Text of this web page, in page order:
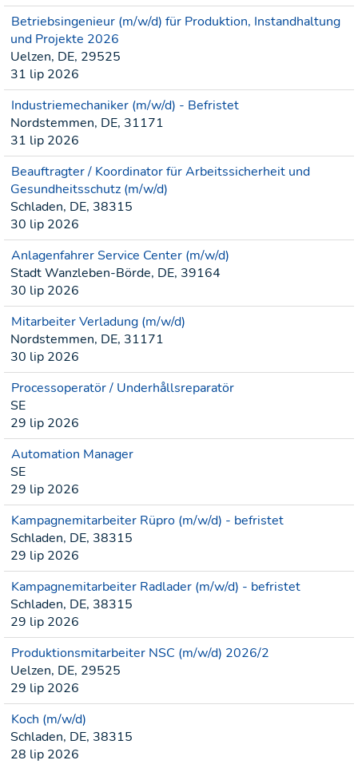
Betriebsingenieur (m/w/d) für Produktion, Instandhaltung
und Projekte 2026
Uelzen, DE, 29525
31 lip 2026
Industriemechaniker (m/w/d) - Befristet
Nordstemmen, DE, 31171
31 lip 2026
Beauftragter / Koordinator für Arbeitssicherheit und
Gesundheitsschutz (m/w/d)
Schladen, DE, 38315
30 lip 2026
Anlagenfahrer Service Center (m/w/d)
Stadt Wanzleben-Börde, DE, 39164
30 lip 2026
Mitarbeiter Verladung (m/w/d)
Nordstemmen, DE, 31171
30 lip 2026
Processoperatör / Underhållsreparatör
SE
29 lip 2026
Automation Manager
SE
29 lip 2026
Kampagnemitarbeiter Rüpro (m/w/d) - befristet
Schladen, DE, 38315
29 lip 2026
Kampagnemitarbeiter Radlader (m/w/d) - befristet
Schladen, DE, 38315
29 lip 2026
Produktionsmitarbeiter NSC (m/w/d) 2026/2
Uelzen, DE, 29525
29 lip 2026
Koch (m/w/d)
Schladen, DE, 38315
28 lip 2026